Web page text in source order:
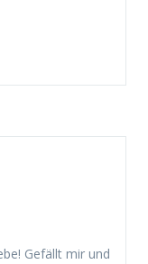
Gefällt mir und